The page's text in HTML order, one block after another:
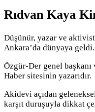
Rıdvan Kaya
Düşünür, yazar ve
Ankara’da dünyaya geldi.
Özgür-Der genel
Haber sitesinin yazarıdır.
Akidevi açıdan
karşıt duruşuyla dikkat